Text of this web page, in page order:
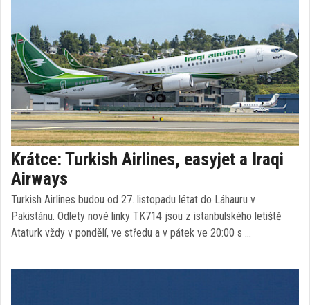
Krátce: Turkish Airlines, easyjet a Iraqi
Airways
Turkish Airlines budou od 27. listopadu létat do Láhauru v
Pakistánu. Odlety nové linky TK714 jsou z istanbulského letiště
Ataturk vždy v pondělí, ve středu a v pátek ve 20:00 s …